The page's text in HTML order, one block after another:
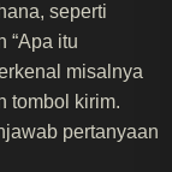
seperti
“Apa itu
misalnya
tombol kirim.
pertanyaan